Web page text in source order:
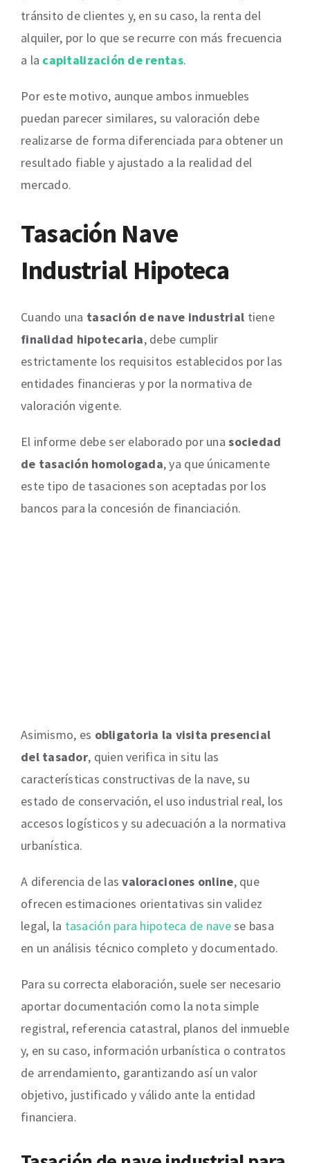
tránsito de clientes y, en su caso, la renta del
alquiler, por lo que se recurre con más frecuencia
a la capitalización de rentas.
Por este motivo, aunque ambos inmuebles
puedan parecer similares, su valoración debe
realizarse de forma diferenciada para obtener un
resultado fiable y ajustado a la realidad del
mercado.
Tasación Nave
Industrial Hipoteca
Cuando una tasación de nave industrial tiene
finalidad hipotecaria, debe cumplir
estrictamente los requisitos establecidos por las
entidades financieras y por la normativa de
valoración vigente.
El informe debe ser elaborado por unasociedad
de tasación homologada, ya que únicamente
este tipo de tasaciones son aceptadas por los
bancos para la concesión de financiación.
Asimismo, es obligatoria la visita presencial
del tasador, quien verifica in situ las
características constructivas de la nave, su
estado de conservación, el uso industrial real, los
accesos logísticos y su adecuación a la normativa
urbanística.
A diferencia de lasvaloraciones online, que
ofrecen estimaciones orientativas sin validez
legal, la tasación para hipoteca de navese basa
en un análisis técnico completo y documentado.
Para su correcta elaboración, suele ser necesario
aportar documentación como la nota simple
registral, referencia catastral, planos del inmueble
y, en su caso, información urbanística o contratos
de arrendamiento, garantizando así un valor
objetivo, justificado y válido ante la entidad
financiera.